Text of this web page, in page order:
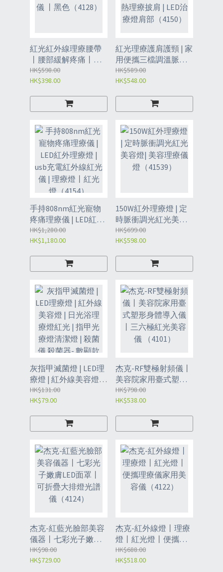
紅光紅外線理療腰帶
丨腰部緩解疼痛丨熱
敷紅光理療儀 丨黑色
（4128）
HK$598.00
HK$398.00
紅光理療護肩護頸 | 家
用便攜三檔調溫脈衝
紅外線發熱理療披肩 |
LED治療燈肩部
HK$589.00
HK$548.00
手持808nm紅光寵物
疼痛理療儀 | LED紅外
理療燈 | usb充電紅外
線紅光儀 | 理療燈丨紅
HK$1,280.00
HK$1,180.00
150W紅外理療燈 | 定
時脈衝調光紅光美容
燈| 美容理療儀燈
（41539）
HK$699.00
HK$598.00
灰指甲滅菌燈 | LED理
療燈 | 紅外線美容燈 |
日光浴理 療燈紅光 |
指甲光療燈清潔燈 | 殺
白色（4139）
HK$131.00
HK$79.00
杰克-RF雙極射頻儀丨
美容院家用臺式塑形
身體導入儀丨三六極
紅光美容儀 （4101）
HK$798.00
HK$538.00
杰克-紅藍光臉部美容
儀器丨七彩光子嫩膚
LED面罩丨可折疊大排
燈光譜儀（4124）
HK$98.00
HK$729.00
杰克-紅外線燈丨理療
燈丨紅光燈丨便攜理
療儀家用美容儀
（4122）
HK$688.00
HK$518.00